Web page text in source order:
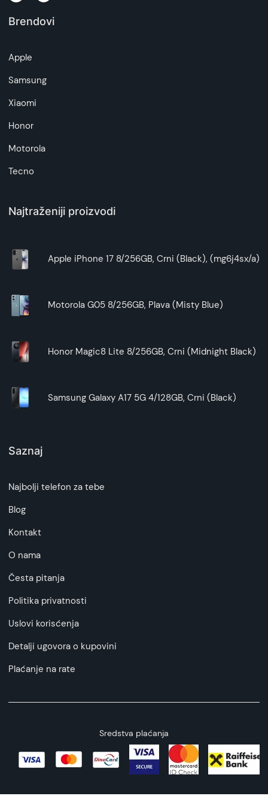
Napomena:
da garantuje da su svi podaci apsolutno ispravni.
Brendovi
Apple
Samsung
Xiaomi
Honor
Motorola
Tecno
Najtraženiji proizvodi
Apple iPhone 17 8/256GB, Crni (Black), (mg6j4sx/a)
Motorola G05 8/256GB, Plava (Misty Blue)
Honor Magic8 Lite 8/256GB, Crni (Midnight Black)
Samsung Galaxy A17 5G 4/128GB, Crni (Black)
Saznaj
Najbolji telefon za tebe
Blog
Kontakt
O nama
Česta pitanja
Politika privatnosti
Uslovi korisćenja
Detalji ugovora o kupovini
Plaćanje na rate
Sredstva plaćanja